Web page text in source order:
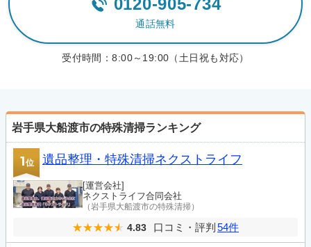
0120-905-734
通話無料
受付時間：8:00～19:00（土日祝も対応）
岩手県大船渡市の特殊清掃ランキング
1位 遺品整理・特殊清掃ネクストライフ
[運営会社]
ネクストライフ合同会社
（岩手県大船渡市の特殊清掃）
4.83 口コミ・評判 54件